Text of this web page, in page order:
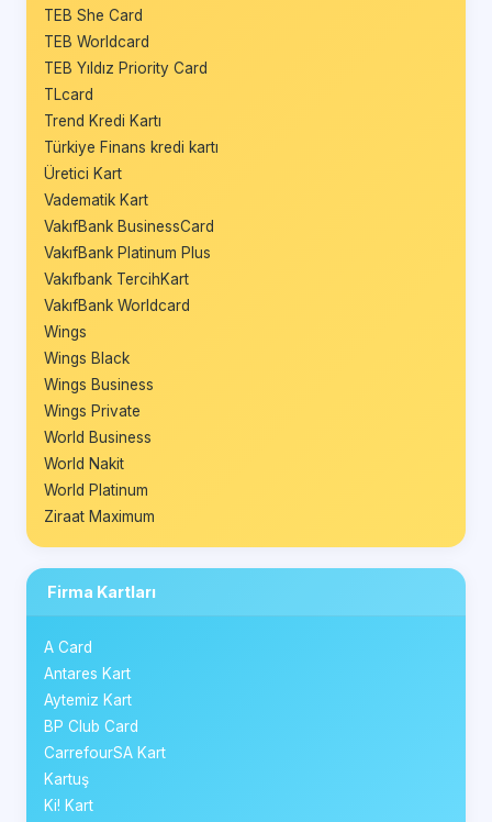
TEB She Card
TEB Worldcard
TEB Yıldız Priority Card
TLcard
Trend Kredi Kartı
Türkiye Finans kredi kartı
Üretici Kart
Vadematik Kart
VakıfBank BusinessCard
VakıfBank Platinum Plus
Vakıfbank TercihKart
VakıfBank Worldcard
Wings
Wings Black
Wings Business
Wings Private
World Business
World Nakit
World Platinum
Ziraat Maximum
Firma Kartları
A Card
Antares Kart
Aytemiz Kart
BP Club Card
CarrefourSA Kart
Kartuş
Ki! Kart